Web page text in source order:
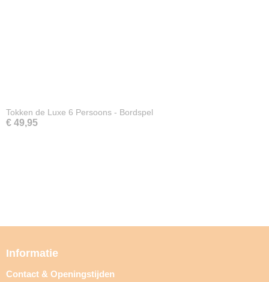
Tokken de Luxe 6 Persoons - Bordspel
€ 49,95
Informatie
Contact & Openingstijden